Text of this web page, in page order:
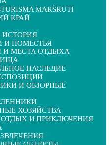
MARŠRUTI
КРАЙ
ИСТОРИЯ
И ПОМЕСТЬЯ
И МЕСТА ОТДЫХА
НАСЛЕДИЕ
И ОБЗОРНЫЕ
ХОЗЯЙСТВА
И ПРИКЛЮЧЕНИЯ